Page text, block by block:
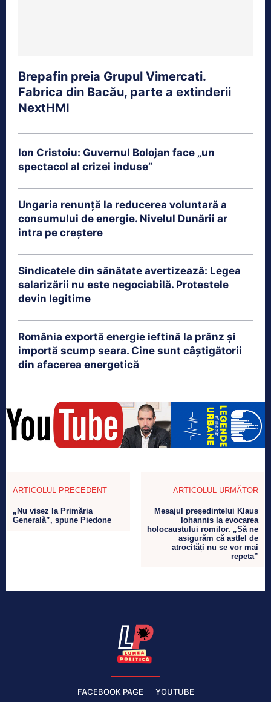
Brepafin preia Grupul Vimercati.
Fabrica din Bacău, parte a extinderii
NextHMI
Ion Cristoiu: Guvernul Bolojan face „un
spectacol al crizei induse”
Ungaria renunță la reducerea voluntară a
consumului de energie. Nivelul Dunării ar
intra pe creștere
Sindicatele din sănătate avertizează: Legea
salarizării nu este negociabilă. Protestele
devin legitime
România exportă energie ieftină la prânz și
importă scump seara. Cine sunt câștigătorii
din afacerea energetică
ARTICOLUL PRECEDENT
„Nu visez la Primăria
Generală”, spune Piedone
ARTICOLUL URMĂTOR
Mesajul președintelui Klaus
Iohannis la evocarea
holocaustului romilor. „Să ne
asigurăm că astfel de
atrocități nu se vor mai
repeta”
FACEBOOK PAGE YOUTUBE